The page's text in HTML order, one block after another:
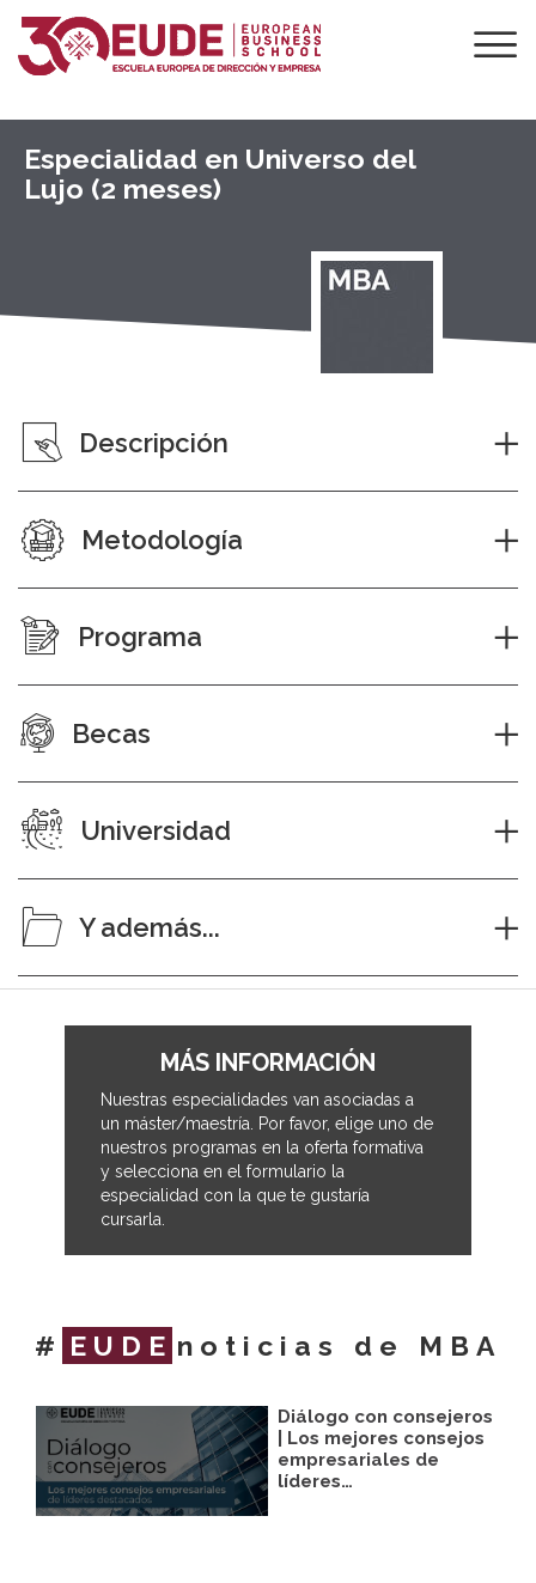
Especialidad en Universo del
Lujo (2 meses)
Descripción
Metodología
Programa
Becas
Universidad
Y además...
MÁS INFORMACIÓN
Nuestras especialidades van asociadas a
un máster/maestría. Por favor, elige uno de
nuestros programas en la oferta formativa
y selecciona en el formulario la
especialidad con la que te gustaría
cursarla.
# EUDE noticias de MBA
Diálogo con consejeros
| Los mejores consejos
empresariales de
líderes…